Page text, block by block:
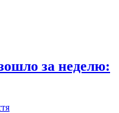
за неделю: